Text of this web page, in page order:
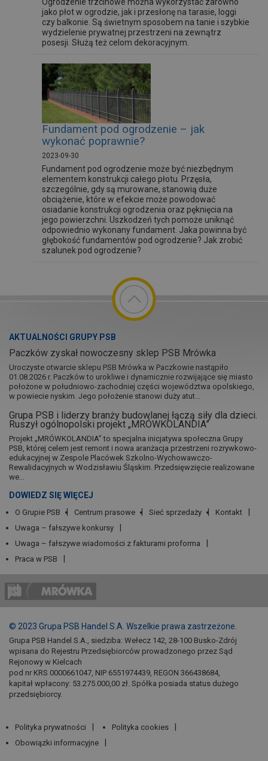
Ogrodzenie trzcinowe można wykorzystać zarówno
jako płot w ogrodzie, jak i przesłonę na tarasie, loggi
czy balkonie. Są świetnym sposobem na tanie i szybkie
wydzielenie prywatnej przestrzeni na zewnątrz
posesji. Służą też celom dekoracyjnym.
Fundament pod ogrodzenie – jak
wykonać poprawnie?
2023-09-30
Fundament pod ogrodzenie może być niezbędnym
elementem konstrukcji całego płotu. Przęsła,
szczególnie, gdy są murowane, stanowią duże
obciążenie, które w efekcie może powodować
osiadanie konstrukcji ogrodzenia oraz pęknięcia na
jego powierzchni. Uszkodzeń tych pomoże uniknąć
odpowiednio wykonany fundament. Jaka powinna być
głębokość fundamentów pod ogrodzenie? Jak zrobić
szalunek pod ogrodzenie?
AKTUALNOŚCI GRUPY PSB
Paczków zyskał nowoczesny sklep PSB Mrówka
Uroczyste otwarcie sklepu PSB Mrówka w Paczkowie nastąpiło
01.08.2026 r. Paczków to urokliwe i dynamicznie rozwijające się miasto
położone w południowo-zachodniej części województwa opolskiego,
w powiecie nyskim. Jego położenie stanowi duży atut...
Grupa PSB i liderzy branży budowlanej łączą siły dla dzieci.
Ruszył ogólnopolski projekt „MRÓWKOLANDIA”
Projekt „MRÓWKOLANDIA” to specjalna inicjatywa społeczna Grupy
PSB, której celem jest remont i nowa aranżacja przestrzeni rozrywkowo-
edukacyjnej w Zespole Placówek Szkolno-Wychowawczo-
Rewalidacyjnych w Wodzisławiu Śląskim. Przedsięwzięcie realizowane
we...
DOWIEDZ SIĘ WIĘCEJ
O Grupie PSB Centrum prasowe Sieć sprzedaży
Kontakt
Uwaga – fałszywe konkursy
Uwaga – fałszywe wiadomości z fakturami proforma
Praca w PSB
© 2023 Grupa PSB Handel S.A. Wszelkie prawa zastrzeżone.
Grupa PSB Handel S.A., siedziba: Wełecz 142, 28-100 Busko-Zdrój
wpisana do Rejestru Przedsiębiorców prowadzonego przez Sąd
Rejonowy w Kielcach
pod nr KRS 0000661047, NIP 6551974439, REGON 366438684,
kapitał wpłacony: 53.275.000,00 zł. Spółka posiada status dużego
przedsiębiorcy.
Polityka prywatności
Polityka cookies
Obowiązki informacyjne